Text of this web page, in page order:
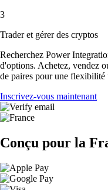
3
Trader et gérer des cryptos
Recherchez Power
d'options. Achetez, vendez
de paires pour une flexibilité
Inscrivez-vous maintenant
Conçu pour la